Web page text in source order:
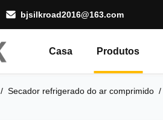
bjsilkroad2016@163.com
Casa Produtos
/ Secador refrigerado do ar comprimido /